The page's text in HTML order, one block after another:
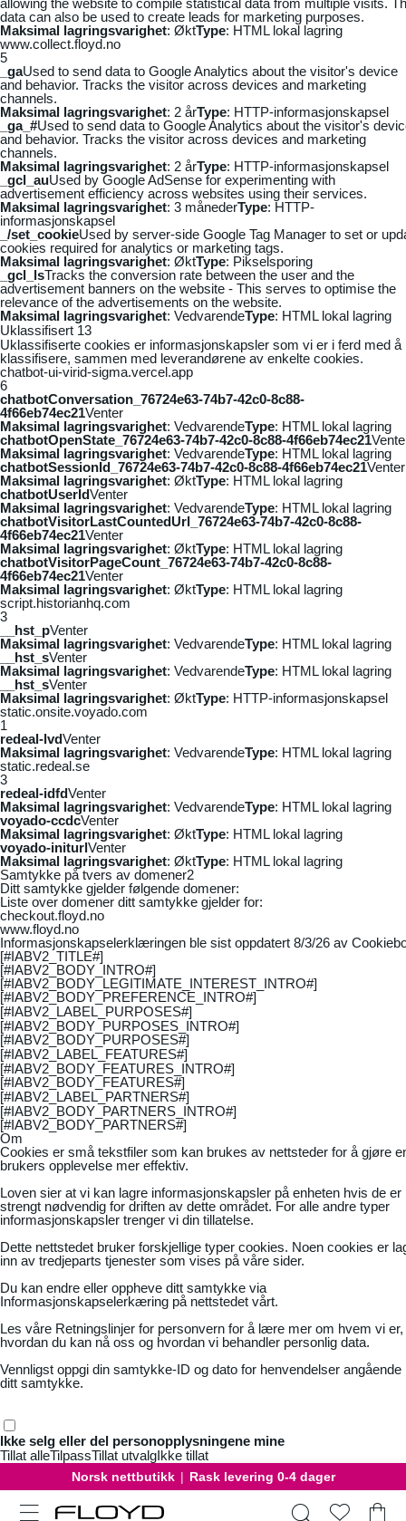
data can also be used to create leads for marketing purposes.
Maksimal lagringsvarighet: ØktType: HTML lokal lagring
www.collect.floyd.no
5
_gaUsed to send data to Google Analytics about the visitor's device
and behavior. Tracks the visitor across devices and marketing
channels.
Maksimal lagringsvarighet: 2 årType: HTTP-informasjonskapsel
_ga_#Used to send data to Google Analytics about the visitor's
and behavior. Tracks the visitor across devices and marketing
channels.
Maksimal lagringsvarighet: 2 årType: HTTP-informasjonskapsel
_gcl_auUsed by Google AdSense for experimenting with
advertisement efficiency across websites using their services.
Maksimal lagringsvarighet: 3 månederType: HTTP-
informasjonskapsel
_/set_cookieUsed by server-side Google Tag Manager to set or
cookies required for analytics or marketing tags.
Maksimal lagringsvarighet: ØktType: Pikselsporing
_gcl_lsTracks the conversion rate between the user and the
advertisement banners on the website - This serves to optimise the
relevance of the advertisements on the website.
Maksimal lagringsvarighet: VedvarendeType: HTML lokal lagring
Uklassifisert 13
Uklassifiserte cookies er informasjonskapsler som vi er i ferd med å
klassifisere, sammen med leverandørene av enkelte cookies.
chatbot-ui-virid-sigma.vercel.app
6
chatbotConversation_76724e63-74b7-42c0-8c88-
4f66eb74ec21Venter
Maksimal lagringsvarighet: VedvarendeType: HTML lokal lagring
chatbotOpenState_76724e63-74b7-42c0-8c88-4f66eb74ec21
Maksimal lagringsvarighet: VedvarendeType: HTML lokal lagring
chatbotSessionId_76724e63-74b7-42c0-8c88-4f66eb74ec21Venter
Maksimal lagringsvarighet: ØktType: HTML lokal lagring
chatbotUserIdVenter
Maksimal lagringsvarighet: VedvarendeType: HTML lokal lagring
chatbotVisitorLastCountedUrl_76724e63-74b7-42c0-8c88-
4f66eb74ec21Venter
Maksimal lagringsvarighet: ØktType: HTML lokal lagring
chatbotVisitorPageCount_76724e63-74b7-42c0-8c88-
4f66eb74ec21Venter
Maksimal lagringsvarighet: ØktType: HTML lokal lagring
script.historianhq.com
3
__hst_pVenter
Maksimal lagringsvarighet: VedvarendeType: HTML lokal lagring
__hst_sVenter
Maksimal lagringsvarighet: VedvarendeType: HTML lokal lagring
__hst_sVenter
Maksimal lagringsvarighet: ØktType: HTTP-informasjonskapsel
static.onsite.voyado.com
1
redeal-lvdVenter
Maksimal lagringsvarighet: VedvarendeType: HTML lokal lagring
static.redeal.se
3
redeal-idfdVenter
Maksimal lagringsvarighet: VedvarendeType: HTML lokal lagring
voyado-ccdcVenter
Maksimal lagringsvarighet: ØktType: HTML lokal lagring
voyado-initurlVenter
Maksimal lagringsvarighet: ØktType: HTML lokal lagring
Samtykke på tvers av domener2
Ditt samtykke gjelder følgende domener:
Liste over domener ditt samtykke gjelder for:
checkout.floyd.no
www.floyd.no
Informasjonskapselerklæringen ble sist oppdatert 8/3/26 av
[#IABV2_TITLE#]
[#IABV2_BODY_INTRO#]
[#IABV2_BODY_LEGITIMATE_INTEREST_INTRO#]
[#IABV2_BODY_PREFERENCE_INTRO#]
[#IABV2_LABEL_PURPOSES#]
[#IABV2_BODY_PURPOSES_INTRO#]
[#IABV2_BODY_PURPOSES#]
[#IABV2_LABEL_FEATURES#]
[#IABV2_BODY_FEATURES_INTRO#]
[#IABV2_BODY_FEATURES#]
[#IABV2_LABEL_PARTNERS#]
[#IABV2_BODY_PARTNERS_INTRO#]
[#IABV2_BODY_PARTNERS#]
Om
Cookies er små tekstfiler som kan brukes av nettsteder for å gjøre
brukers opplevelse mer effektiv.
Loven sier at vi kan lagre informasjonskapsler på enheten hvis de er
strengt nødvendig for driften av dette området. For alle andre typer
informasjonskapsler trenger vi din tillatelse.
Dette nettstedet bruker forskjellige typer cookies. Noen cookies er
inn av tredjeparts tjenester som vises på våre sider.
Du kan endre eller oppheve ditt samtykke via
Informasjonskapselerkæring på nettstedet vårt.
Les våre Retningslinjer for personvern for å lære mer om hvem vi er,
hvordan du kan nå oss og hvordan vi behandler personlig data.
Vennligst oppgi din samtykke-ID og dato for henvendelser angående
ditt samtykke.
Ikke selg eller del personopplysningene mine
Tillat alleTilpassTillat utvalgIkke tillat
Norsk nettbutikk | Rask levering 0-4 dager